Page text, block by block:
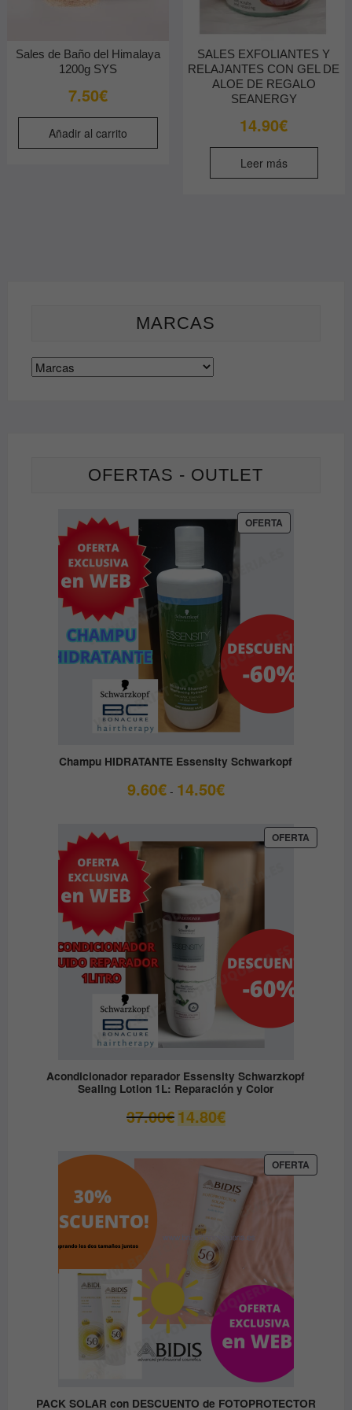
Sales de Baño del Himalaya
1200g SYS
7.50€
Añadir al carrito
SALES EXFOLIANTES Y
RELAJANTES CON GEL DE
ALOE DE REGALO
SEANERGY
14.90€
Leer más
MARCAS
OFERTAS - OUTLET
OFERTAPRODUCTO
EN
Champu HIDRATANTE Essensity Schwarkopf
9.60€ - 14.50€Rango
9.60€
OFERTA
EN
Acondicionador reparador Essensity Schwarzkopf
Sealing Lotion 1L: Reparación y Color
37.00€ El
precio
era:
37.00€.
14.80€El
precio
es:
14.80€.
OFERTA
EN
PACK SOLAR con DESCUENTO de FOTOPROTECTOR